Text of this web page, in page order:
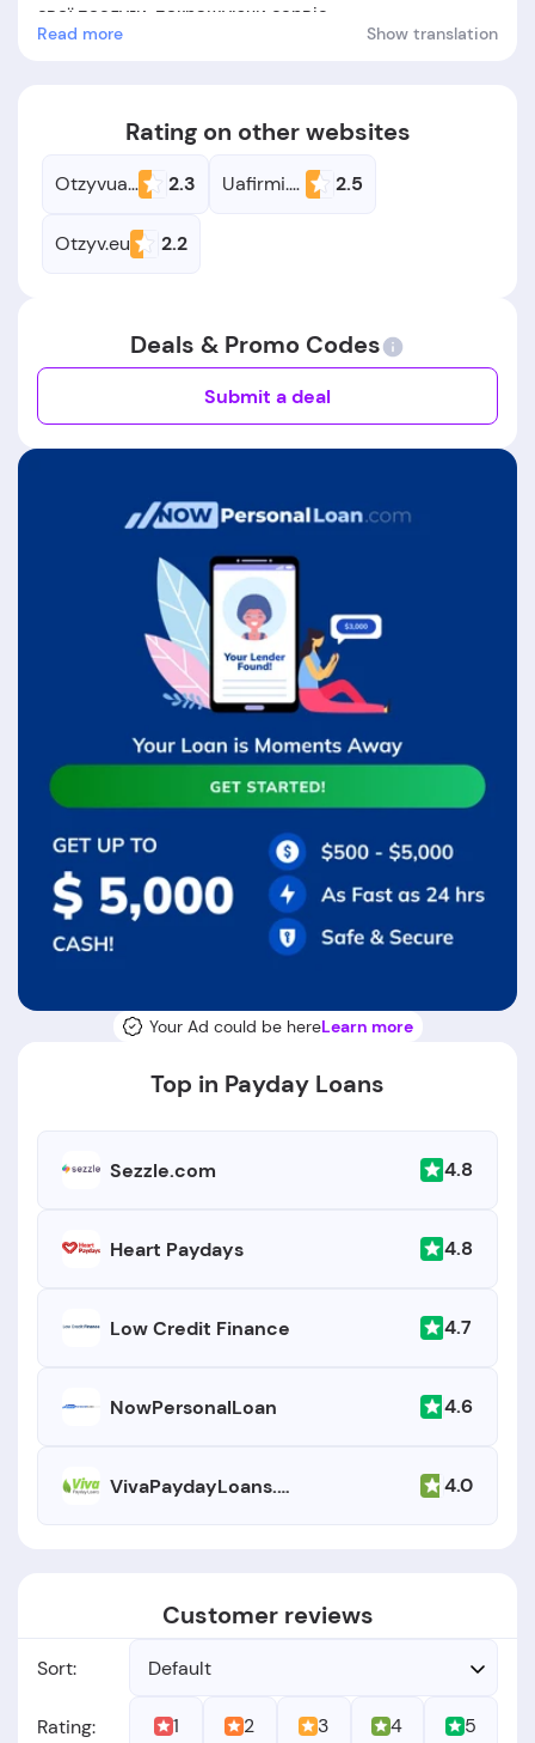
свої послуги, покращуючи сервіс.
Дата заснуваня:
Компанія заснована у 2015
Read more Show translation
Rating on other websites
Otzyvua.net 2.3 Uafirmi.com 2.5
Otzyv.eu 2.2
Deals & Promo Codes
Submit a deal
Your Ad could be hereLearn more
Top in Payday Loans
Sezzle.com 4.8
Heart Paydays 4.8
Low Credit Finance 4.7
NowPersonalLoan 4.6
VivaPaydayLoans.com 4.0
Customer reviews
Sort: Default
Rating: 1 2 3 4 5